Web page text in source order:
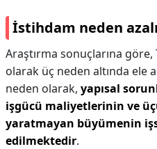
İstihdam neden
Araştırma sonuçlarına
olarak üç neden altında ele
neden olarak, yapısal
işgücü maliyetlerinin ve
yaratmayan büyümenin
edilmektedir.